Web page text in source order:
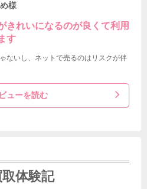
様
きれいになるのが良くて利用
す
ないし、ネットで売るのはリスクが伴
ューを読む
体験記